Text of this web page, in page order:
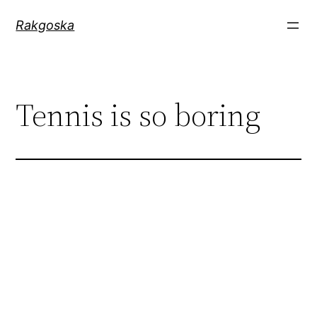
InhaltRakgoska
Tennis is so boring